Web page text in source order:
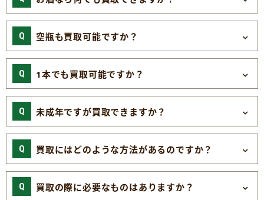
空瓶も買取可能ですか？
1本でも買取可能ですか？
未成年ですが買取できますか？
買取にはどのような方法があるのですか？
買取の際に必要なものはありますか？